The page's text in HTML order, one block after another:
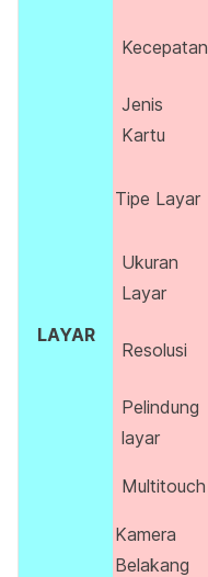
Kecepatan
Jenis
Kartu
LAYAR
Tipe Layar
Ukuran
Layar
Resolusi
Pelindung
layar
Multitouch
Kamera
Belakang